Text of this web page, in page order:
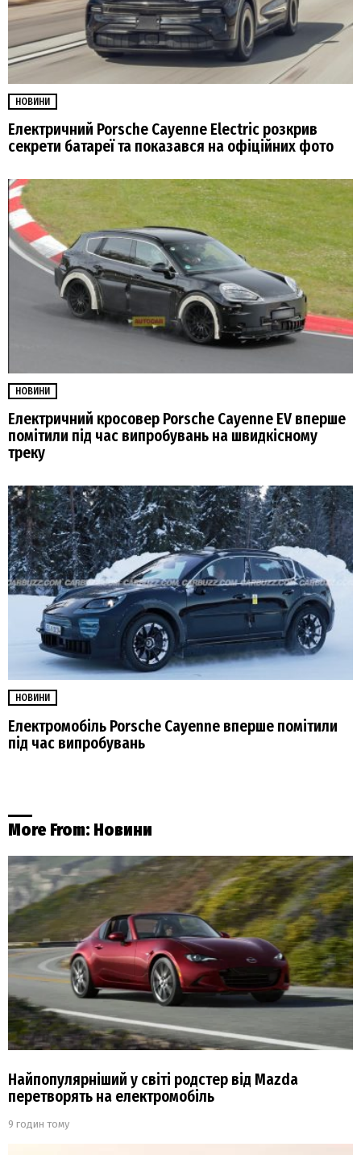
НОВИНИ
Електричний Porsche Cayenne Electric розкрив
секрети батареї та показався на офіційних фото
НОВИНИ
Електричний кросовер Porsche Cayenne EV вперше
помітили під час випробувань на швидкісному
треку
НОВИНИ
Електромобіль Porsche Cayenne вперше помітили
під час випробувань
More From: Новини
Найпопулярніший у світі родстер від Mazda
перетворять на електромобіль
9 годин тому